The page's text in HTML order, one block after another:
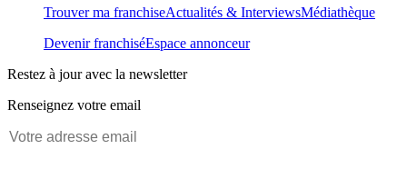
Trouver ma franchiseActualités & InterviewsMédiathèque
Devenir franchiséEspace annonceur
Restez à jour avec la newsletter
Renseignez votre email